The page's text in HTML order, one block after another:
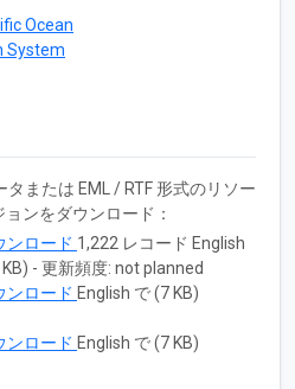
Ocean
System
または EML / RTF 形式のリソー
ンをダウンロード：
ンロード 1,222 レコード English
- 更新頻度: not planned
ンロード English で (7 KB)
ンロード English で (7 KB)